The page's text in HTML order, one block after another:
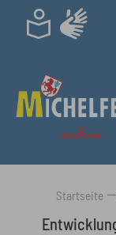
Skip to main content
Startseite